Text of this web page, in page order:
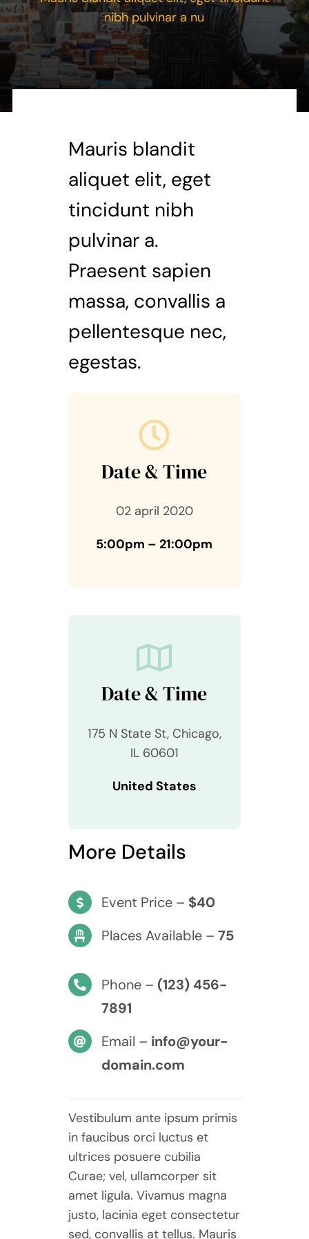
nibh pulvinar a nu
Mauris blandit
aliquet elit, eget
tincidunt nibh
pulvinar a.
Praesent sapien
massa, convallis a
pellentesque nec,
egestas.
Date & Time
02 april 2020
5:00pm – 21:00pm
Date & Time
175 N State St, Chicago,
IL 60601
United States
More Details
Event Price – $40
Places Available – 75
Phone – (123) 456-
7891
Email – info@your-
domain.com
Vestibulum ante ipsum primis
in faucibus orci luctus et
ultrices posuere cubilia
Curae; vel, ullamcorper sit
amet ligula. Vivamus magna
justo, lacinia eget consectetur
sed, convallis at tellus. Mauris